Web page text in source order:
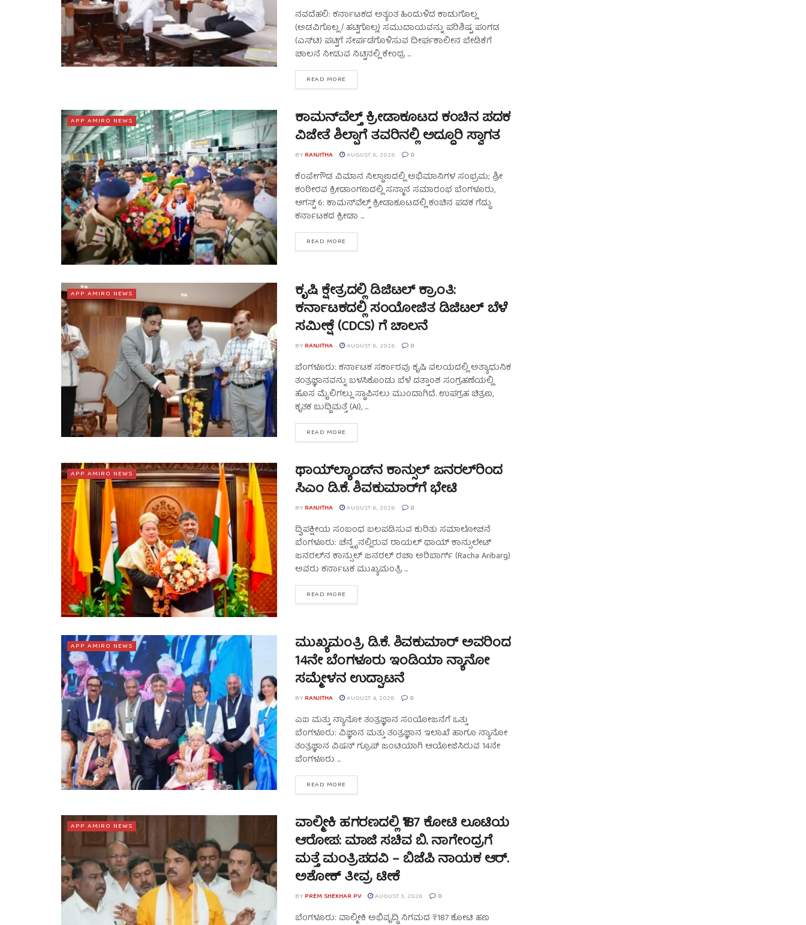
ನವದೆಹಲಿ: ಕರ್ನಾಟಕದ ಅತ್ಯಂತ ಹಿಂದುಳಿದ ಕಾಡುಗೊಲ್ಲ
(ಅಡವಿಗೊಲ್ಲ / ಹಟ್ಟಿಗೊಲ್ಲ) ಸಮುದಾಯವನ್ನು ಪರಿಶಿಷ್ಟ ಪಂಗಡ
(ಎಸ್‌ಟಿ) ಪಟ್ಟಿಗೆ ಸೇರ್ಪಡೆಗೊಳಿಸುವ ದೀರ್ಘಕಾಲೀನ ಬೇಡಿಕೆಗೆ
ಚಾಲನೆ ನೀಡುವ ನಿಟ್ಟಿನಲ್ಲಿ ಕೇಂದ್ರ ...
READ MORE
APP AMIRO NEWS ಕಾಮನ್‌ವೆಲ್ತ್ ಕ್ರೀಡಾಕೂಟದ ಕಂಚಿನ ಪದಕ
ವಿಜೇತೆ ಶಿಲ್ಪಾಗೆ ತವರಿನಲ್ಲಿ ಅದ್ಧೂರಿ ಸ್ವಾಗತ
BY RANJITHA AUGUST 6, 2026 0
ಕೆಂಪೇಗೌಡ ವಿಮಾನ ನಿಲ್ದಾಣದಲ್ಲಿ ಅಭಿಮಾನಿಗಳ ಸಂಭ್ರಮ; ಶ್ರೀ
ಕಂಠೀರವ ಕ್ರೀಡಾಂಗಣದಲ್ಲಿ ಸನ್ಮಾನ ಸಮಾರಂಭ ಬೆಂಗಳೂರು,
ಆಗಸ್ಟ್ 6: ಕಾಮನ್‌ವೆಲ್ತ್ ಕ್ರೀಡಾಕೂಟದಲ್ಲಿ ಕಂಚಿನ ಪದಕ ಗೆದ್ದು
ಕರ್ನಾಟಕದ ಕ್ರೀಡಾ ...
READ MORE
APP AMIRO NEWS ಕೃಷಿ ಕ್ಷೇತ್ರದಲ್ಲಿ ಡಿಜಿಟಲ್ ಕ್ರಾಂತಿ:
ಕರ್ನಾಟಕದಲ್ಲಿ ಸಂಯೋಜಿತ ಡಿಜಿಟಲ್ ಬೆಳೆ
ಸಮೀಕ್ಷೆ (CDCS) ಗೆ ಚಾಲನೆ
BY RANJITHA AUGUST 6, 2026 0
ಬೆಂಗಳೂರು: ಕರ್ನಾಟಕ ಸರ್ಕಾರವು ಕೃಷಿ ವಲಯದಲ್ಲಿ ಅತ್ಯಾಧುನಿಕ
ತಂತ್ರಜ್ಞಾನವನ್ನು ಬಳಸಿಕೊಂಡು ಬೆಳೆ ದತ್ತಾಂಶ ಸಂಗ್ರಹಣೆಯಲ್ಲಿ
ಹೊಸ ಮೈಲಿಗಲ್ಲು ಸ್ಥಾಪಿಸಲು ಮುಂದಾಗಿದೆ. ಉಪಗ್ರಹ ಚಿತ್ರಣ,
ಕೃತಕ ಬುದ್ಧಿಮತ್ತೆ (AI), ...
READ MORE
APP AMIRO NEWS ಥಾಯ್‌ಲ್ಯಾಂಡ್‌ನ ಕಾನ್ಸುಲ್ ಜನರಲ್‌ರಿಂದ
ಸಿಎಂ ಡಿ.ಕೆ. ಶಿವಕುಮಾರ್‌ಗೆ ಭೇಟಿ
BY RANJITHA AUGUST 6, 2026 0
ದ್ವಿಪಕ್ಷೀಯ ಸಂಬಂಧ ಬಲಪಡಿಸುವ ಕುರಿತು ಸಮಾಲೋಚನೆ
ಬೆಂಗಳೂರು: ಚೆನ್ನೈನಲ್ಲಿರುವ ರಾಯಲ್ ಥಾಯ್ ಕಾನ್ಸುಲೇಟ್
ಜನರಲ್‌ನ ಕಾನ್ಸುಲ್ ಜನರಲ್ ರಚಾ ಅರಿಬಾರ್ಗ್ (Racha Aribarg)
ಅವರು ಕರ್ನಾಟಕ ಮುಖ್ಯಮಂತ್ರಿ ...
READ MORE
APP AMIRO NEWS ಮುಖ್ಯಮಂತ್ರಿ ಡಿ.ಕೆ. ಶಿವಕುಮಾರ್ ಅವರಿಂದ
14ನೇ ಬೆಂಗಳೂರು ಇಂಡಿಯಾ ನ್ಯಾನೋ
ಸಮ್ಮೇಳನ ಉದ್ಘಾಟನೆ
BY RANJITHA AUGUST 4, 2026 0
ಎಐ ಮತ್ತು ನ್ಯಾನೋ ತಂತ್ರಜ್ಞಾನ ಸಂಯೋಜನೆಗೆ ಒತ್ತು
ಬೆಂಗಳೂರು: ವಿಜ್ಞಾನ ಮತ್ತು ತಂತ್ರಜ್ಞಾನ ಇಲಾಖೆ ಹಾಗೂ ನ್ಯಾನೋ
ತಂತ್ರಜ್ಞಾನ ವಿಷನ್ ಗ್ರೂಪ್ ಜಂಟಿಯಾಗಿ ಆಯೋಜಿಸಿರುವ 14ನೇ
ಬೆಂಗಳೂರು ...
READ MORE
APP AMIRO NEWS ವಾಲ್ಮೀಕಿ ಹಗರಣದಲ್ಲಿ ₹187 ಕೋಟಿ ಲೂಟಿಯ
ಆರೋಪ: ಮಾಜಿ ಸಚಿವ ಬಿ. ನಾಗೇಂದ್ರಗೆ
ಮತ್ತೆ ಮಂತ್ರಿಪದವಿ – ಬಿಜೆಪಿ ನಾಯಕ ಆರ್.
ಅಶೋಕ್ ತೀವ್ರ ಟೀಕೆ
BY PREM SHEKHAR PV AUGUST 3, 2026 0
ಬೆಂಗಳೂರು: ವಾಲ್ಮೀಕಿ ಅಭಿವೃದ್ಧಿ ನಿಗಮದ ₹187 ಕೋಟಿ ಹಣ